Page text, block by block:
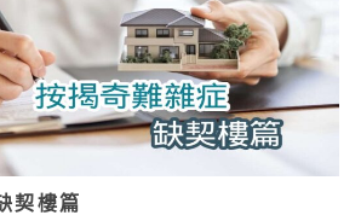
契樓篇